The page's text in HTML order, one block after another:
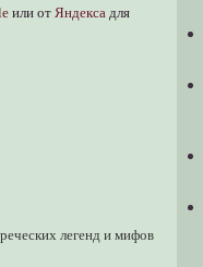
или от Яндекса для
легенд и мифов